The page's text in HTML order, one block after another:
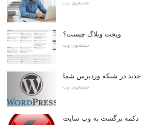
جستجوی وب
ویجت وبلاگ چیست؟
جستجوی وب
در شبکه وردپرس شما
جستجوی وب
دکمه برگشت به وب سایت